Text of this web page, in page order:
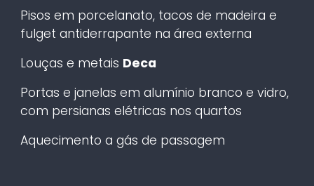
Pisos em porcelanato, tacos de madeira e
fulget antiderrapante na área externa
Louças e metais Deca
Portas e janelas em alumínio branco e vidro,
com persianas elétricas nos quartos
Aquecimento a gás de passagem